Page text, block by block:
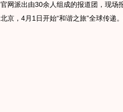
官网派出由30余人组成的报道团，现场
北京，4月1日开始“和谐之旅”全球传递